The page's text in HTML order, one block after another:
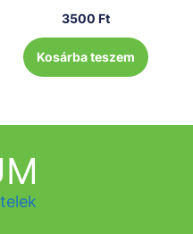
3500 Ft
Kosárba teszem